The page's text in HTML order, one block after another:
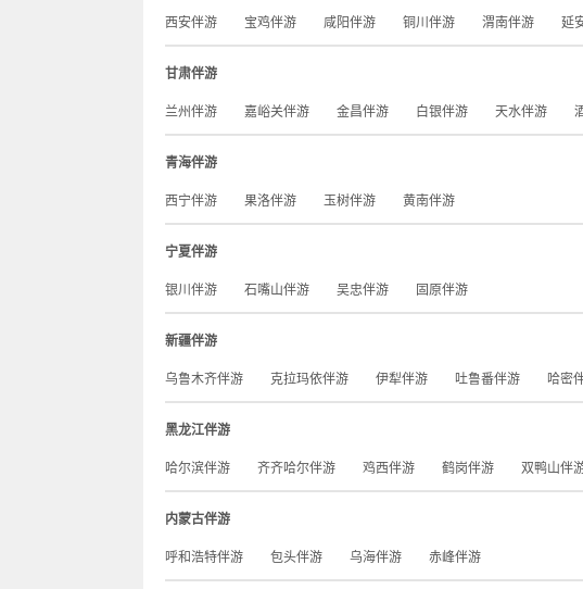
西安伴游 宝鸡伴游 咸阳伴游 铜川伴游 渭南伴游 延
甘肃伴游
兰州伴游 嘉峪关伴游 金昌伴游 白银伴游 天水伴游
青海伴游
西宁伴游 果洛伴游 玉树伴游 黄南伴游
宁夏伴游
银川伴游 石嘴山伴游 吴忠伴游 固原伴游
新疆伴游
乌鲁木齐伴游 克拉玛依伴游 伊犁伴游 吐鲁番伴游 哈密
黑龙江伴游
哈尔滨伴游 齐齐哈尔伴游 鸡西伴游 鹤岗伴游 双鸭山伴
内蒙古伴游
呼和浩特伴游 包头伴游 乌海伴游 赤峰伴游